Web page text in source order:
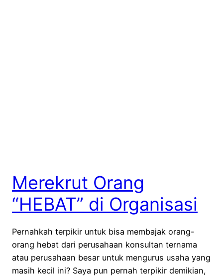
Merekrut Orang
“HEBAT” di Organisasi
Pernahkah terpikir untuk bisa membajak orang-
orang hebat dari perusahaan konsultan ternama
atau perusahaan besar untuk mengurus usaha yang
masih kecil ini? Saya pun pernah terpikir demikian,